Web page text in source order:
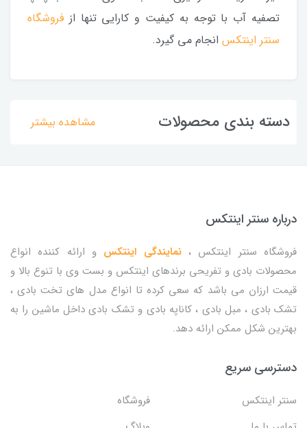
تصفیه آب با توجه به کیفیت و کارایی تنها از فروشگاه
سنتر اینتکس انجام می گیرد.
دسته بندی محصولات مشاهده بیشتر
درباره سنتر اینتکس
فروشگاه سنتر اینتکس ،نمایندگی اینتکس و ارائه کننده انواع
محصولات بادی و تفریحی برندهای اینتکس و بست وی با تنوع بالا و
قیمت ارزان می باشد که سعی کرده تا انواع مدل های تخت بادی ،
تشک بادی ، مبل بادی ، کاناپه بادی و تشک بادی داخل ماشین را به
بهترین شکل ممکن ارائه دهد.
دسترسی سریع
سنتر اینتکس
فروشگاه